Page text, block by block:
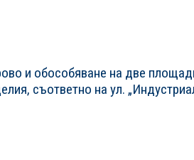
и обособяване на две
съответно на ул.